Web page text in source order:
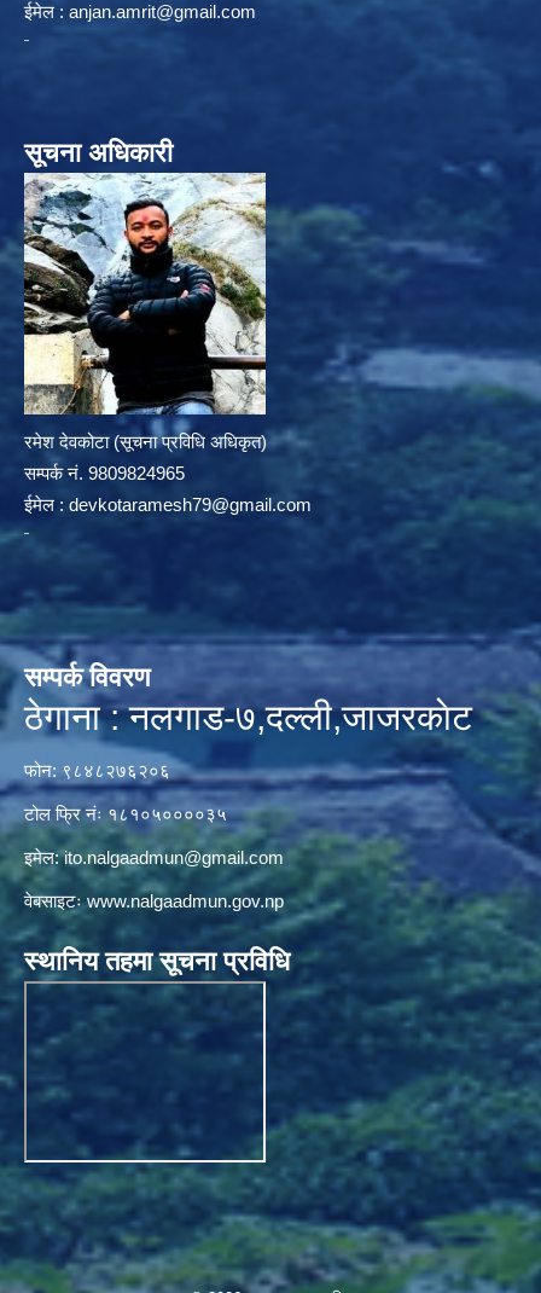
ईमेल : anjan.amrit@gmail.com
सूचना अधिकारी
रमेश देवकोटा (सूचना प्रविधि अधिकृत)
सम्पर्क न‌ं. 9809824965
ईमेल : devkotaramesh79@gmail.com
सम्पर्क विवरण
ठेगाना : नलगाड-७,दल्ली,जाजरकाेट
फोन: ९८४८२७६२०६
टोल फ्रि नंः १८१०५००००३५
इमेल:ito.nalgaadmun@gmail.com
वेबसाइटःwww.nalgaadmun.gov.np
स्थानिय तहमा सूचना प्रविधि